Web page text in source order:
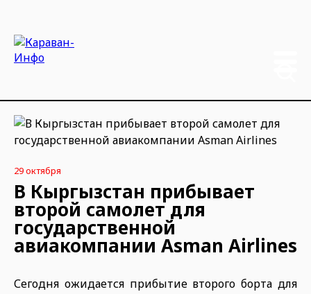
29 октября
В Кыргызстан прибывает
второй самолет для
государственной
авиакомпании Asman Airlines
Сегодня ожидается прибытие второго борта для